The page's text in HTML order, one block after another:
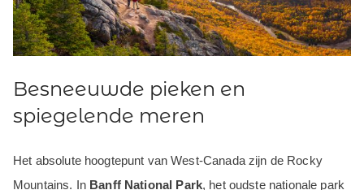
Besneeuwde pieken en
spiegelende meren
Het absolute hoogtepunt van West-Canada zijn de Rocky
Mountains. In Banff National Park, het oudste nationale park